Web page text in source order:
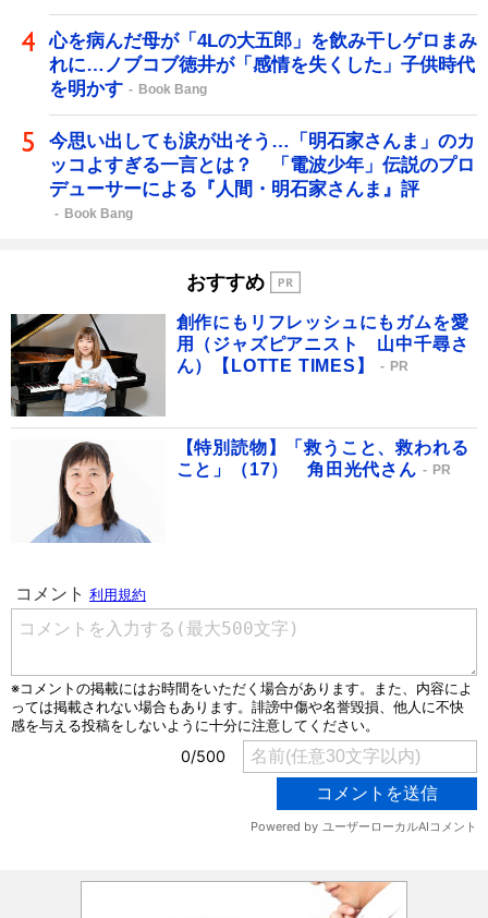
心を病んだ母が「4Lの大五郎」を飲み干しゲロまみ
れに…ノブコブ徳井が「感情を失くした」子供時代
を明かす
Book Bang
今思い出しても涙が出そう…「明石家さんま」のカ
ッコよすぎる一言とは？ 「電波少年」伝説のプロ
デューサーによる『人間・明石家さんま』評
Book Bang
おすすめ
創作にもリフレッシュにもガムを愛
用（ジャズピアニスト 山中千尋さ
ん）【LOTTE TIMES】
PR
【特別読物】「救うこと、救われる
こと」（17） 角田光代さん
PR